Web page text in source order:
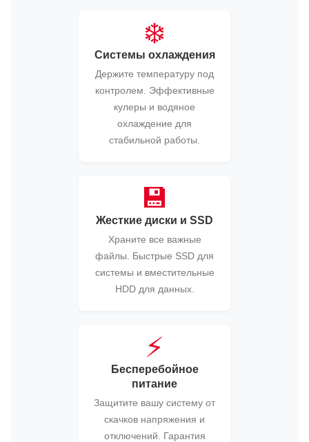
❄️
Системы охлаждения
Держите температуру под
контролем. Эффективные
кулеры и водяное
охлаждение для
стабильной работы.
💾
Жесткие диски и SSD
Храните все важные
файлы. Быстрые SSD для
системы и вместительные
HDD для данных.
⚡
Бесперебойное
питание
Защитите вашу систему от
скачков напряжения и
отключений. Гарантия